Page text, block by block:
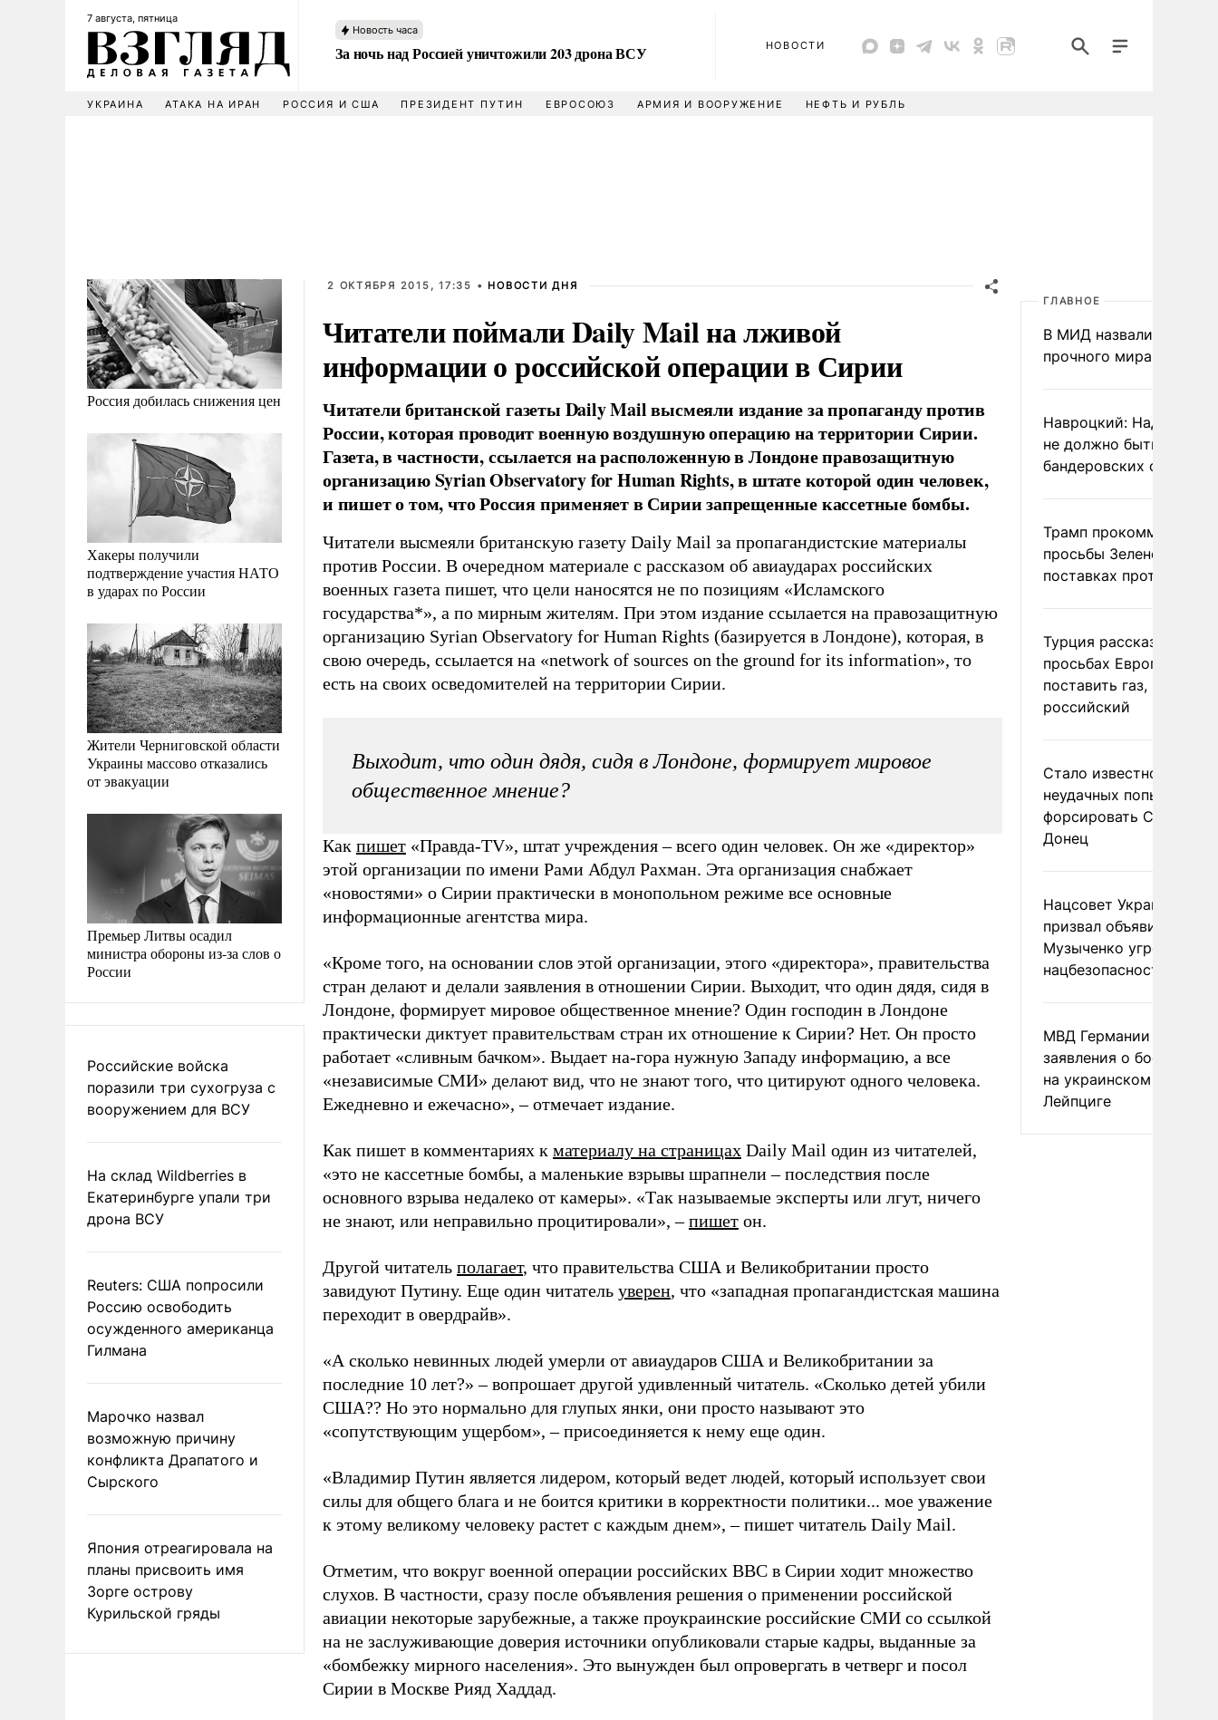
7 августа, пятница
Новость часа
За ночь над Россией уничтожили 203 дрона ВСУ НОВОСТИ
УКРАИНА АТАКА НА ИРАН РОССИЯ И США ПРЕЗИДЕНТ ПУТИН ЕВРОСОЮЗ АРМИЯ И ВООРУЖЕНИЕ НЕФТЬ И РУБЛЬ
Россия добилась снижения цен
Хакеры получили
подтверждение участия НАТО
в ударах по России
Жители Черниговской области
Украины массово отказались
от эвакуации
Премьер Литвы осадил
министра обороны из-за слов о
России
Российские войска
поразили три сухогруза с
вооружением для ВСУ
На склад Wildberries в
Екатеринбурге упали три
дрона ВСУ
Reuters: США попросили
Россию освободить
осужденного американца
Гилмана
Марочко назвал
возможную причину
конфликта Драпатого и
Сырского
Япония отреагировала на
планы присвоить имя
Зорге острову
Курильской гряды
2 ОКТЯБРЯ 2015, 17:35 • НОВОСТИ ДНЯ
Читатели поймали Daily Mail на лживой
информации о российской операции в Сирии
Читатели британской газеты Daily Mail высмеяли издание за пропаганду против
России, которая проводит военную воздушную операцию на территории Сирии.
Газета, в частности, ссылается на расположенную в Лондоне правозащитную
организацию Syrian Observatory for Human Rights, в штате которой один человек,
и пишет о том, что Россия применяет в Сирии запрещенные кассетные бомбы.
Читатели высмеяли британскую газету Daily Mail за пропагандистские материалы
против России. В очередном материале с рассказом об авиаударах российских
военных газета пишет, что цели наносятся не по позициям «Исламского
государства*», а по мирным жителям. При этом издание ссылается на правозащитную
организацию Syrian Observatory for Human Rights (базируется в Лондоне), которая, в
свою очередь, ссылается на «network of sources on the ground for its information», то
есть на своих осведомителей на территории Сирии.
Выходит, что один дядя, сидя в Лондоне, формирует мировое
общественное мнение?
Как пишет «Правда-TV», штат учреждения – всего один человек. Он же «директор»
этой организации по имени Рами Абдул Рахман. Эта организация снабжает
«новостями» о Сирии практически в монопольном режиме все основные
информационные агентства мира.
«Кроме того, на основании слов этой организации, этого «директора», правительства
стран делают и делали заявления в отношении Сирии. Выходит, что один дядя, сидя в
Лондоне, формирует мировое общественное мнение? Один господин в Лондоне
практически диктует правительствам стран их отношение к Сирии? Нет. Он просто
работает «сливным бачком». Выдает на-гора нужную Западу информацию, а все
«независимые СМИ» делают вид, что не знают того, что цитируют одного человека.
Ежедневно и ежечасно», – отмечает издание.
Как пишет в комментариях к материалу на страницах Daily Mail один из читателей,
«это не кассетные бомбы, а маленькие взрывы шрапнели – последствия после
основного взрыва недалеко от камеры». «Так называемые эксперты или лгут, ничего
не знают, или неправильно процитировали», –пишет он.
Другой читатель полагает, что правительства США и Великобритании просто
завидуют Путину. Еще один читатель уверен, что «западная пропагандистская машина
переходит в овердрайв».
«А сколько невинных людей умерли от авиаударов США и Великобритании за
последние 10 лет?» – вопрошает другой удивленный читатель. «Сколько детей убили
США?? Но это нормально для глупых янки, они просто называют это
«сопутствующим ущербом», – присоединяется к нему еще один.
«Владимир Путин является лидером, который ведет людей, который использует свои
силы для общего блага и не боится критики в корректности политики... мое уважение
к этому великому человеку растет с каждым днем», – пишет читатель Daily Mail.
Отметим, что вокруг военной операции российских ВВС в Сирии ходит множество
слухов. В частности, сразу после объявления решения о применении российской
авиации некоторые зарубежные, а также проукраинские российские СМИ со ссылкой
на не заслуживающие доверия источники опубликовали старые кадры, выданные за
«бомбежку мирного населения». Это вынужден был опровергать в четверг и посол
Сирии в Москве Рияд Хаддад.
ГЛАВНОЕ
В МИД назвали условия
прочного мира на
Навроцкий: Над
не должно быть
бандеровских флагов
Трамп
просьбы Зеленского о
поставках
Турция рассказала о
просьбах Европы
поставить газ, но не
российский
Стало известно о
неудачных попытках
форсировать
Донец
Нацсовет Украины по
призвал объявить
Музыченко угрозой
нацбезопасности
МВД Германии отвергло
заявления о
на украинском
Лейпциге